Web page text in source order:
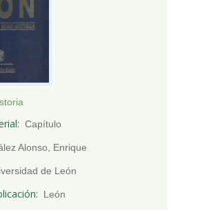
Capítulo
Alonso, Enrique
de León
León